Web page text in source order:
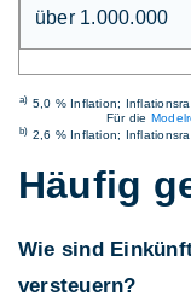
über 1.000.000
a) 5,0 % Inflation;
Für die
b) 2,6 % Inflation;
Häufig
Wie sind
versteuern?